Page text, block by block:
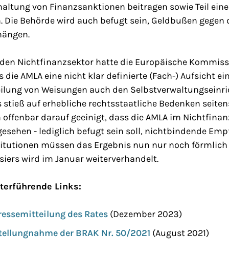
von Finanzsanktionen beitragen sowie Teil
Die Behörde wird auch befugt sein, Geldbußen
Nichtfinanzsektor hatte die Europäische
die AMLA eine nicht klar definierte (Fach-) Aufsicht
von Weisungen auch den
stieß auf erhebliche rechtsstaatliche Bedenken
offenbar darauf geeinigt, dass die AMLA im
- lediglich befugt sein soll, nichtbindende
müssen das Ergebnis nun nur noch
wird im Januar weiterverhandelt.
Links:
des Rates (Dezember 2023)
der BRAK Nr. 50/2021 (August 2021)